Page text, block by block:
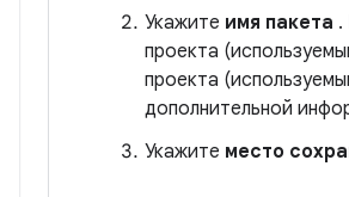
Укажите имя пакета .
проекта
проекта
дополнительной
Укажите место